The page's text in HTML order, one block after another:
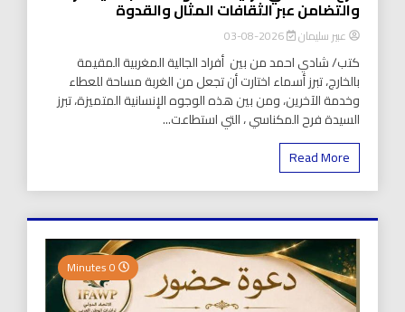
والتضامن عبر الثقافات المثال والقدوة
عبير سليمان 2026-08-03
كتب/ شادي احمد من بين أفراد الجالية المغربية المقيمة
بالخارج، تبرز أسماء اختارت أن تجعل من الغربة مساحة للعطاء
وخدمة الآخرين، ومن بين هذه الوجوه الإنسانية المتميزة، تبرز
السيدة فرح المكناسي ، التي استطاعت...
Read More